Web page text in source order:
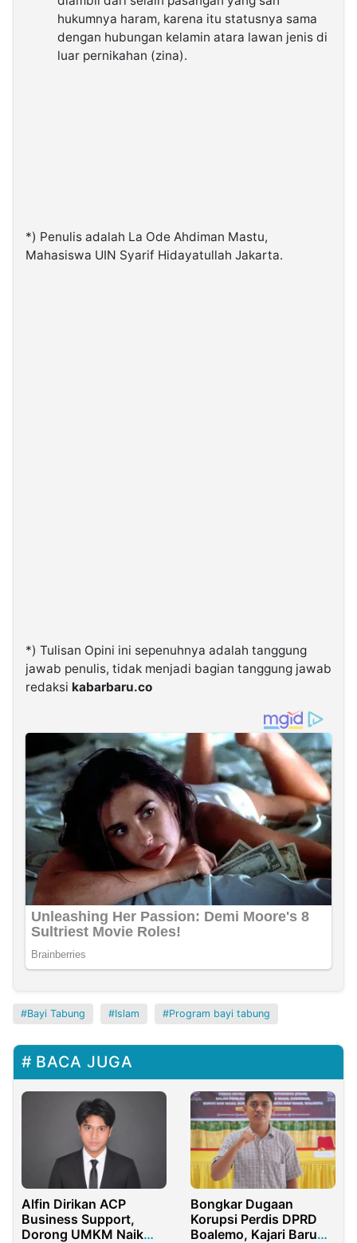
hukumnya haram, karena itu statusnya sama
dengan hubungan kelamin atara lawan jenis di
luar pernikahan (zina).
*) Penulis adalah La Ode Ahdiman Mastu,
Mahasiswa UIN Syarif Hidayatullah Jakarta.
*) Tulisan Opini ini sepenuhnya adalah tanggung
jawab penulis, tidak menjadi bagian tanggung jawab
redaksi kabarbaru.co
Bayi Tabung Islam Program bayi tabung
BACA JUGA
Alfin Dirikan ACP
Business Support,
Dorong UMKM Naik
Bongkar Dugaan
Korupsi Perdis DPRD
Boalemo, Kajari Baru